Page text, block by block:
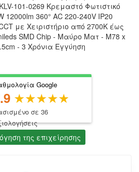
101-0269 Κρεμαστό Φωτιστικό
360° AC 220-240V IP20
με Χειριστήριο από 2700K έως
SMD Chip - Μαύρο Ματ - Μ78 x
- 3 Χρόνια Εγγύηση
Google
σε 36
της επιχείρησης